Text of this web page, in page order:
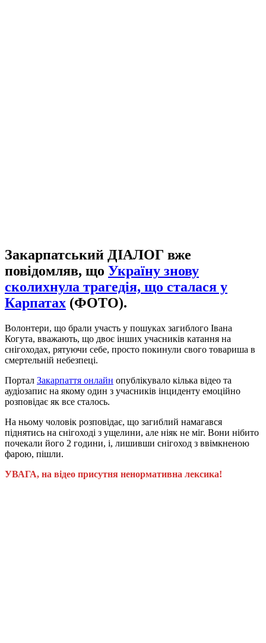
Закарпатський ДІАЛОГ вже
повідомляв, що Україну знову
сколихнула трагедія, що сталася у
Карпатах (ФОТО).
Волонтери, що брали участь у пошуках загиблого Івана
Когута, вважають, що двоє інших учасників катання на
снігоходах, рятуючи себе, просто покинули свого товариша в
смертельній небезпеці.
Портал Закарпаття онлайн опублікувало кілька відео та
аудіозапис на якому один з учасників інциденту емоційно
розповідає як все сталось.
На ньому чоловік розповідає, що загиблий намагався
піднятись на снігоході з ущелини, але ніяк не міг. Вони нібито
почекали його 2 години, і, лишивши снігоход з ввімкненою
фарою, пішли.
УВАГА, на відео присутня ненормативна лексика!